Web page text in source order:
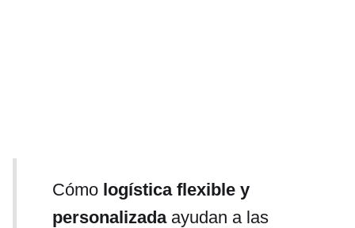
Cómo logística flexible y
personalizadaayudan a las